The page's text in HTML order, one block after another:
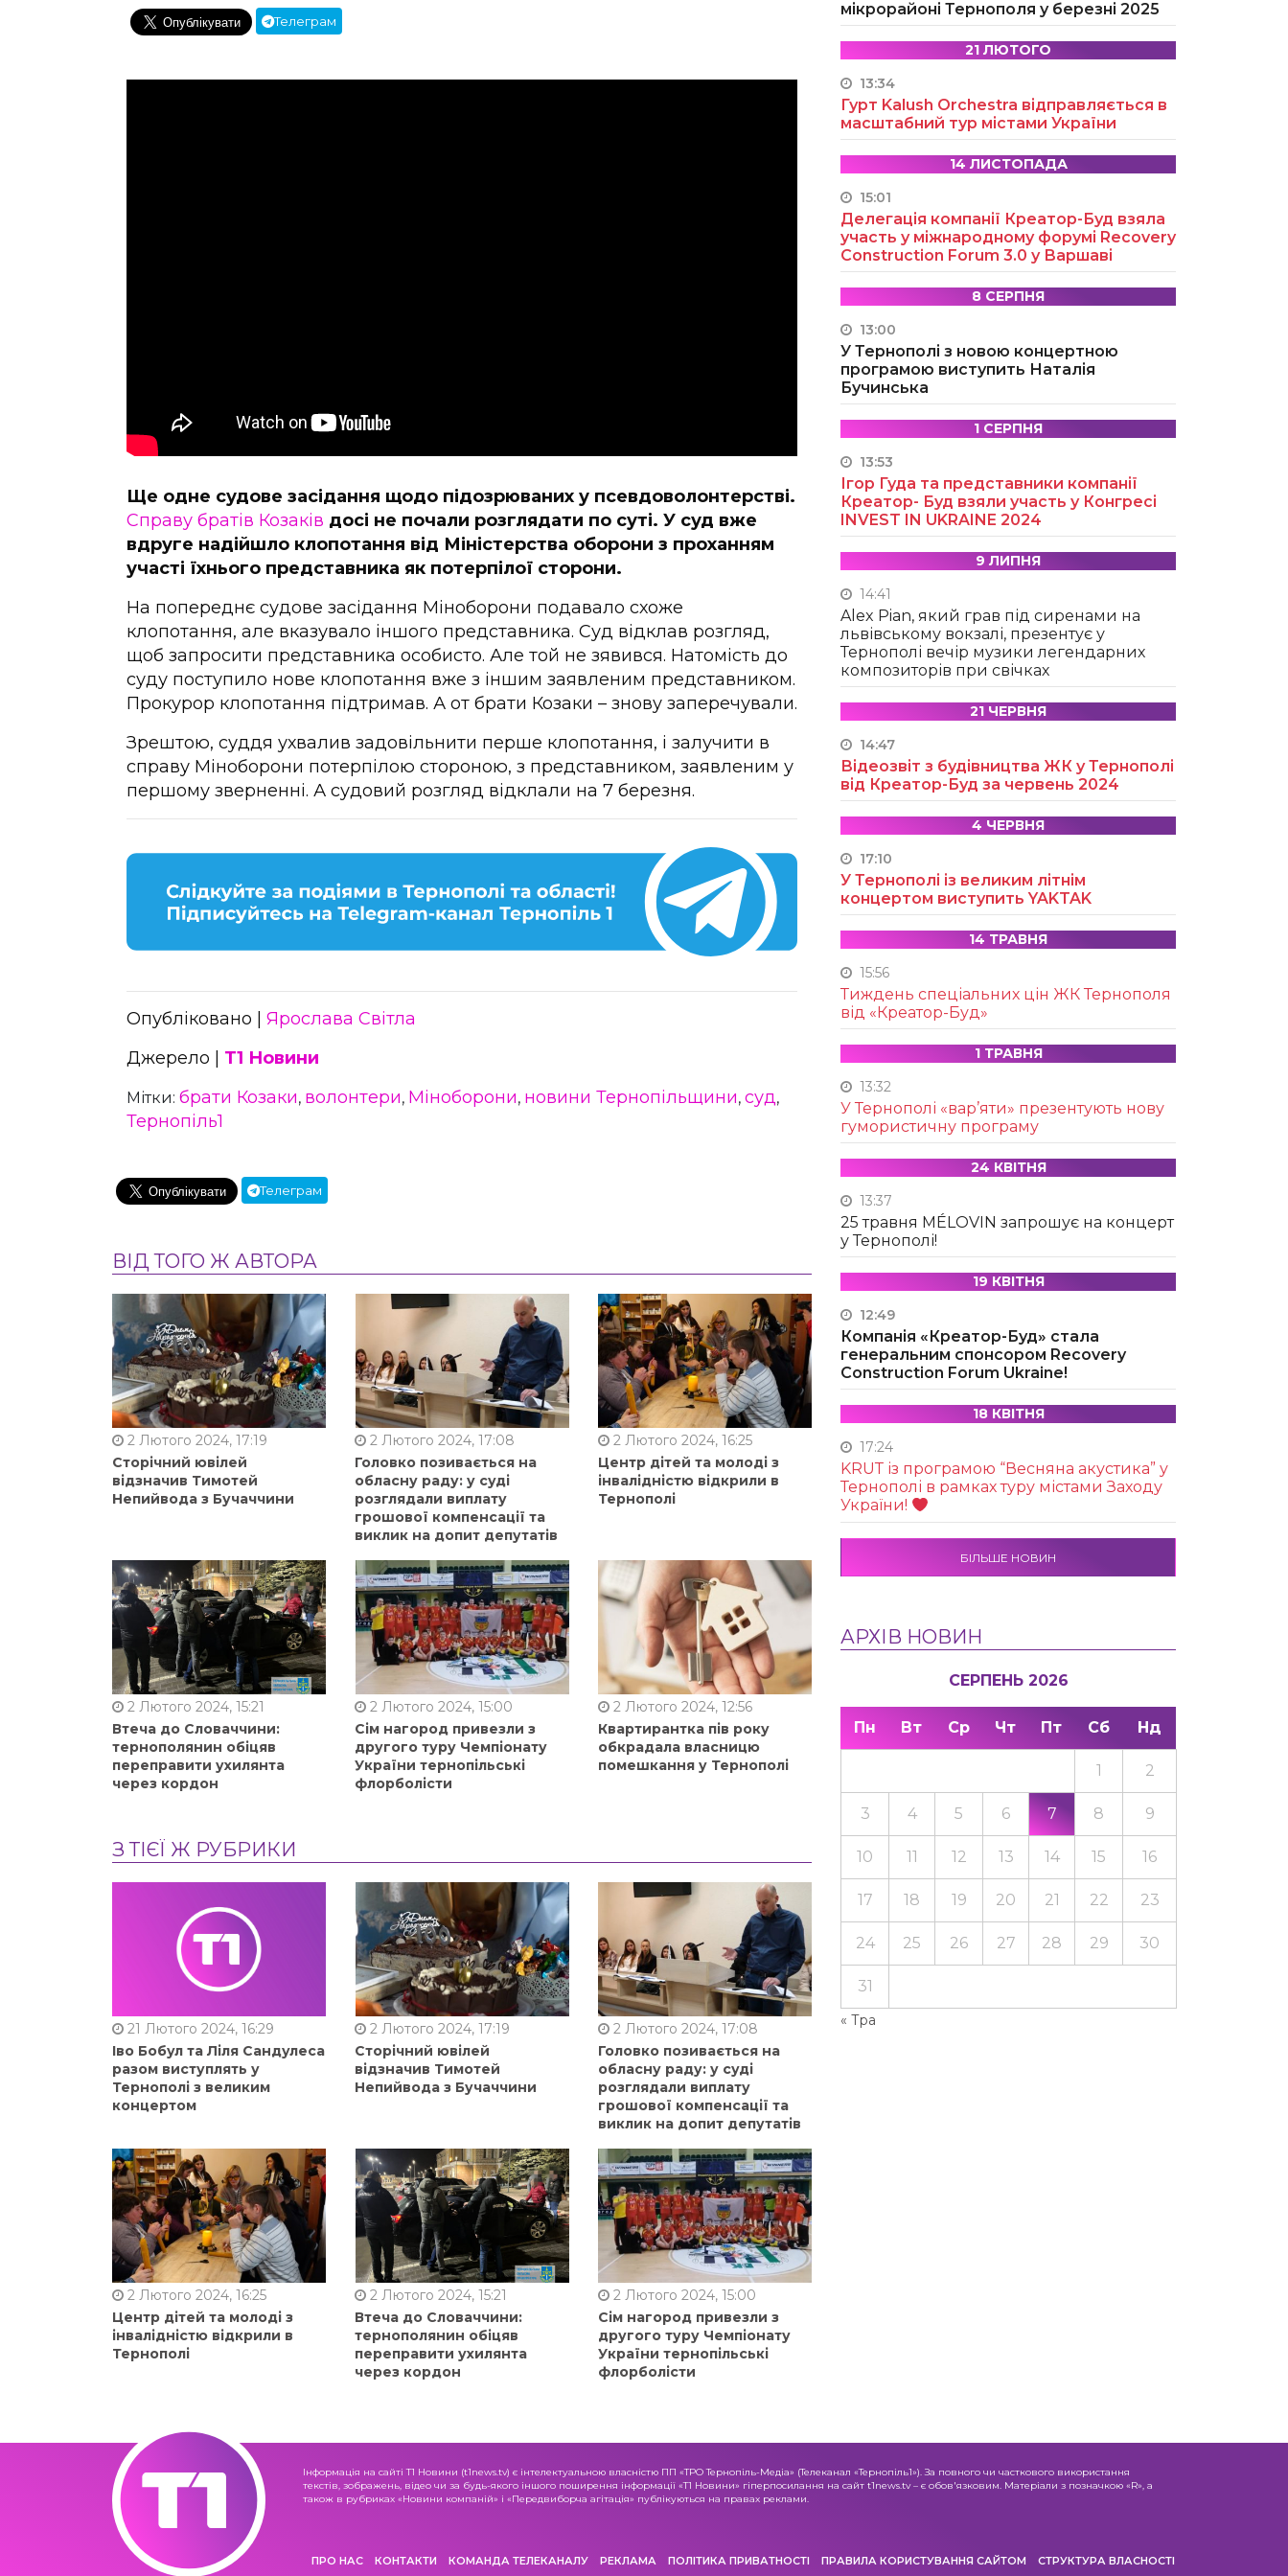
Телеграм
Ще одне судове засідання щодо підозрюваних у псевдоволонтерстві.
Справу братів Козаків досі не почали розглядати по суті. У суд вже
вдруге надійшло клопотання від Міністерства оборони з проханням
участі їхнього представника як потерпілої сторони.
На попереднє судове засідання Міноборони подавало схоже
клопотання, але вказувало іншого представника. Суд відклав розгляд,
щоб запросити представника особисто. Але той не зявився. Натомість до
суду поступило нове клопотання вже з іншим заявленим представником.
Прокурор клопотання підтримав. А от брати Козаки – знову заперечували.
Зрештою, суддя ухвалив задовільнити перше клопотання, і залучити в
справу Міноборони потерпілою стороною, з представником, заявленим у
першому зверненні. А судовий розгляд відклали на 7 березня.
Опубліковано | Ярослава Світла
Джерело | Т1 Новини
Мітки: брати Козаки, волонтери, Міноборони, новини Тернопільщини, суд,
Тернопіль1
Телеграм
ВІД ТОГО Ж АВТОРА
2 Лютого 2024, 17:19
Сторічний ювілей
відзначив Тимотей
Непийвода з Бучаччини
2 Лютого 2024, 17:08
Головко позивається на
обласну раду: у суді
розглядали виплату
грошової компенсації та
виклик на допит депутатів
2 Лютого 2024, 16:25
Центр дітей та молоді з
інвалідністю відкрили в
Тернополі
2 Лютого 2024, 15:21
Втеча до Словаччини:
тернополянин обіцяв
переправити ухилянта
через кордон
2 Лютого 2024, 15:00
Сім нагород привезли з
другого туру Чемпіонату
України тернопільські
флорболісти
2 Лютого 2024, 12:56
Квартирантка пів року
обкрадала власницю
помешкання у Тернополі
З ТІЄЇ Ж РУБРИКИ
21 Лютого 2024, 16:29
Іво Бобул та Ліля Сандулеса
разом виступлять у
Тернополі з великим
концертом
2 Лютого 2024, 17:19
Сторічний ювілей
відзначив Тимотей
Непийвода з Бучаччини
2 Лютого 2024, 17:08
Головко позивається на
обласну раду: у суді
розглядали виплату
грошової компенсації та
виклик на допит депутатів
2 Лютого 2024, 16:25
Центр дітей та молоді з
інвалідністю відкрили в
Тернополі
2 Лютого 2024, 15:21
Втеча до Словаччини:
тернополянин обіцяв
переправити ухилянта
через кордон
2 Лютого 2024, 15:00
Сім нагород привезли з
другого туру Чемпіонату
України тернопільські
флорболісти
мікрорайоні Тернополя у березні 2025
21 ЛЮТОГО
13:34
Гурт Kalush Orchestra відправляється в
масштабний тур містами України
14 ЛИСТОПАДА
15:01
Делегація компанії Креатор-Буд взяла
участь у міжнародному форумі Recovery
Construction Forum 3.0 у Варшаві
8 СЕРПНЯ
13:00
У Тернополі з новою концертною
програмою виступить Наталія
Бучинська
1 СЕРПНЯ
13:53
Ігор Гуда та представники компанії
Креатор- Буд взяли участь у Конгресі
INVEST IN UKRAINE 2024
9 ЛИПНЯ
14:41
Alex Pian, який грав під сиренами на
львівському вокзалі, презентує у
Тернополі вечір музики легендарних
композиторів при свічках
21 ЧЕРВНЯ
14:47
Відеозвіт з будівництва ЖК у Тернополі
від Креатор-Буд за червень 2024
4 ЧЕРВНЯ
17:10
У Тернополі із великим літнім
концертом виступить YAKTAK
14 ТРАВНЯ
15:56
Тиждень спеціальних цін ЖК Тернополя
від «Креатор-Буд»
1 ТРАВНЯ
13:32
У Тернополі «вар’яти» презентують нову
гумористичну програму
24 КВІТНЯ
13:37
25 травня MÉLOVIN запрошує на концерт
у Тернополі!
19 КВІТНЯ
12:49
Компанія «Креатор-Буд» стала
генеральним спонсором Recovery
Construction Forum Ukraine!
18 КВІТНЯ
17:24
KRUТ із програмою “Весняна акустика” у
Тернополі в рамках туру містами Заходу
України!
БІЛЬШЕ НОВИН
АРХІВ НОВИН
СЕРПЕНЬ 2026
Пн Вт Ср Чт Пт Сб Нд
« Тра
1 2
3 4 5 6 7 8 9
10 11 12 13 14 15 16
17 18 19 20 21 22 23
24 25 26 27 28 29 30
31
Інформація на сайті Т1 Новини (t1news.tv) є інтелектуальною власністю ПП «ТРО Тернопіль-Медіа» (Телеканал «Тернопіль1»). За повного чи часткового використання
текстів, зображень, відео чи за будь-якого іншого поширення інформації «Т1 Новини» гіперпосилання на сайт t1news.tv – є обов'язковим. Матеріали з позначкою «R», а
також в рубриках «Новини компаній» і «Передвиборча агітація» публікуються на правах реклами.
ПРО НАС КОНТАКТИ КОМАНДА ТЕЛЕКАНАЛУ РЕКЛАМА ПОЛІТИКА ПРИВАТНОСТІ ПРАВИЛА КОРИСТУВАННЯ САЙТОМ СТРУКТУРА ВЛАСНОСТІ